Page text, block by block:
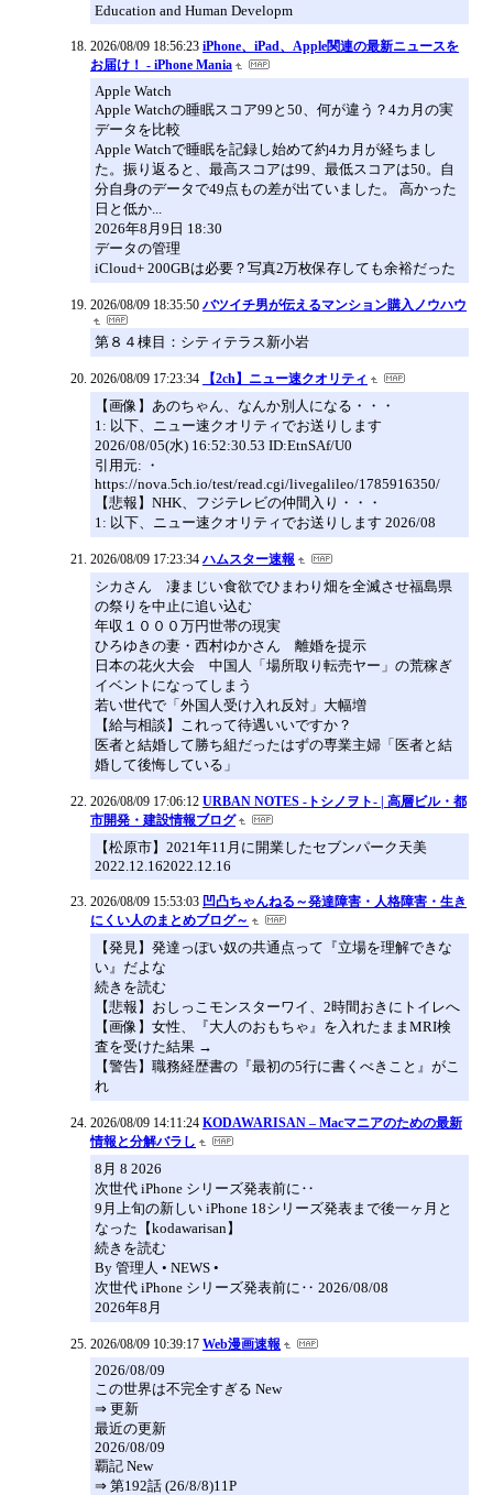
Education and Human Developm
2026/08/09 18:56:23 iPhone、iPad、Apple関連の最新ニュースを
お届け！ - iPhone Mania
Apple Watch
Apple Watchの睡眠スコア99と50、何が違う？4カ月の実
データを比較
Apple Watchで睡眠を記録し始めて約4カ月が経ちまし
た。振り返ると、最高スコアは99、最低スコアは50。自
分自身のデータで49点もの差が出ていました。 高かった
日と低か...
2026年8月9日 18:30
データの管理
iCloud+ 200GBは必要？写真2万枚保存しても余裕だった
2026/08/09 18:35:50 バツイチ男が伝えるマンション購入ノウハウ
第８４棟目：シティテラス新小岩
2026/08/09 17:23:34 【2ch】ニュー速クオリティ
【画像】あのちゃん、なんか別人になる・・・
1: 以下、ニュー速クオリティでお送りします
2026/08/05(水) 16:52:30.53 ID:EtnSAf/U0
引用元: ・
https://nova.5ch.io/test/read.cgi/livegalileo/1785916350/
【悲報】NHK、フジテレビの仲間入り・・・
1: 以下、ニュー速クオリティでお送りします 2026/08
2026/08/09 17:23:34 ハムスター速報
シカさん 凄まじい食欲でひまわり畑を全滅させ福島県
の祭りを中止に追い込む
年収１０００万円世帯の現実
ひろゆきの妻・西村ゆかさん 離婚を提示
日本の花火大会 中国人「場所取り転売ヤー」の荒稼ぎ
イベントになってしまう
若い世代で「外国人受け入れ反対」大幅増
【給与相談】これって待遇いいですか？
医者と結婚して勝ち組だったはずの専業主婦「医者と結
婚して後悔している」
2026/08/09 17:06:12 URBAN NOTES -トシノヲト- | 高層ビル・都
市開発・建設情報ブログ
【松原市】2021年11月に開業したセブンパーク天美
2022.12.162022.12.16
2026/08/09 15:53:03 凹凸ちゃんねる～発達障害・人格障害・生き
にくい人のまとめブログ～
【発見】発達っぽい奴の共通点って『立場を理解できな
い』だよな
続きを読む
【悲報】おしっこモンスターワイ、2時間おきにトイレへ
【画像】女性、『大人のおもちゃ』を入れたままMRI検
査を受けた結果 →
【警告】職務経歴書の『最初の5行に書くべきこと』がこ
れ
2026/08/09 14:11:24 KODAWARISAN – Macマニアのための最新
情報と分解バラし
8月 8 2026
次世代 iPhone シリーズ発表前に‥
9月上旬の新しい iPhone 18シリーズ発表まで後一ヶ月と
なった【kodawarisan】
続きを読む
By 管理人 • NEWS •
次世代 iPhone シリーズ発表前に‥ 2026/08/08
2026年8月
2026/08/09 10:39:17 Web漫画速報
2026/08/09
この世界は不完全すぎる New
⇒ 更新
最近の更新
2026/08/09
覇記 New
⇒ 第192話 (26/8/8)11P